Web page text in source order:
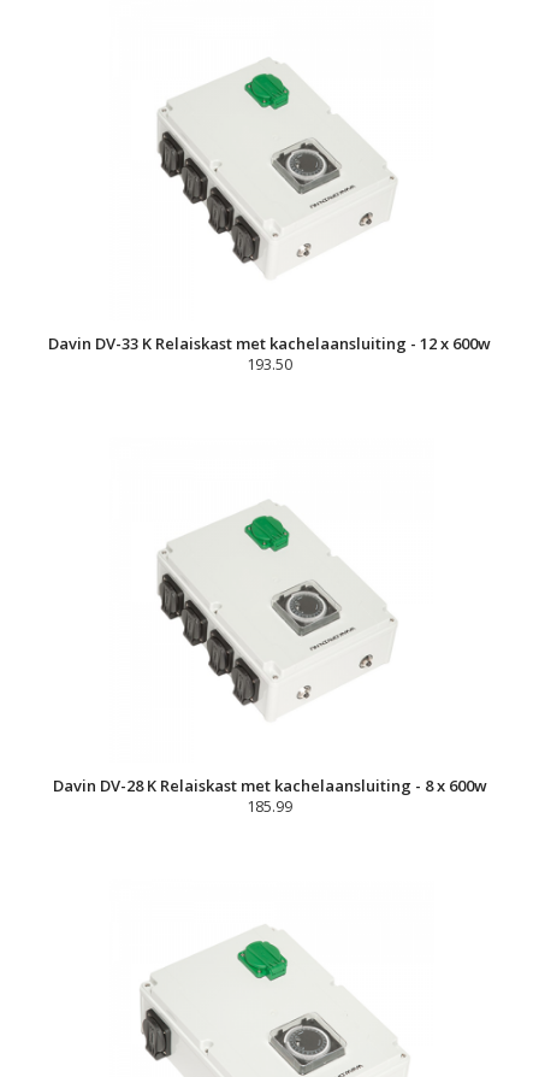
Davin DV-33 K Relaiskast met kachelaansluiting - 12 x 600w
193.50
Davin DV-28 K Relaiskast met kachelaansluiting - 8 x 600w
185.99